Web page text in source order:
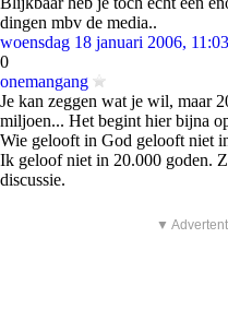
dingen mbv de media..
woensdag 18 januari 2006,
0
onemangang
Je kan zeggen wat je wil, maar
miljoen... Het begint hier bijna
Wie gelooft in God gelooft niet
Ik geloof niet in 20.000 goden.
discussie.
▼